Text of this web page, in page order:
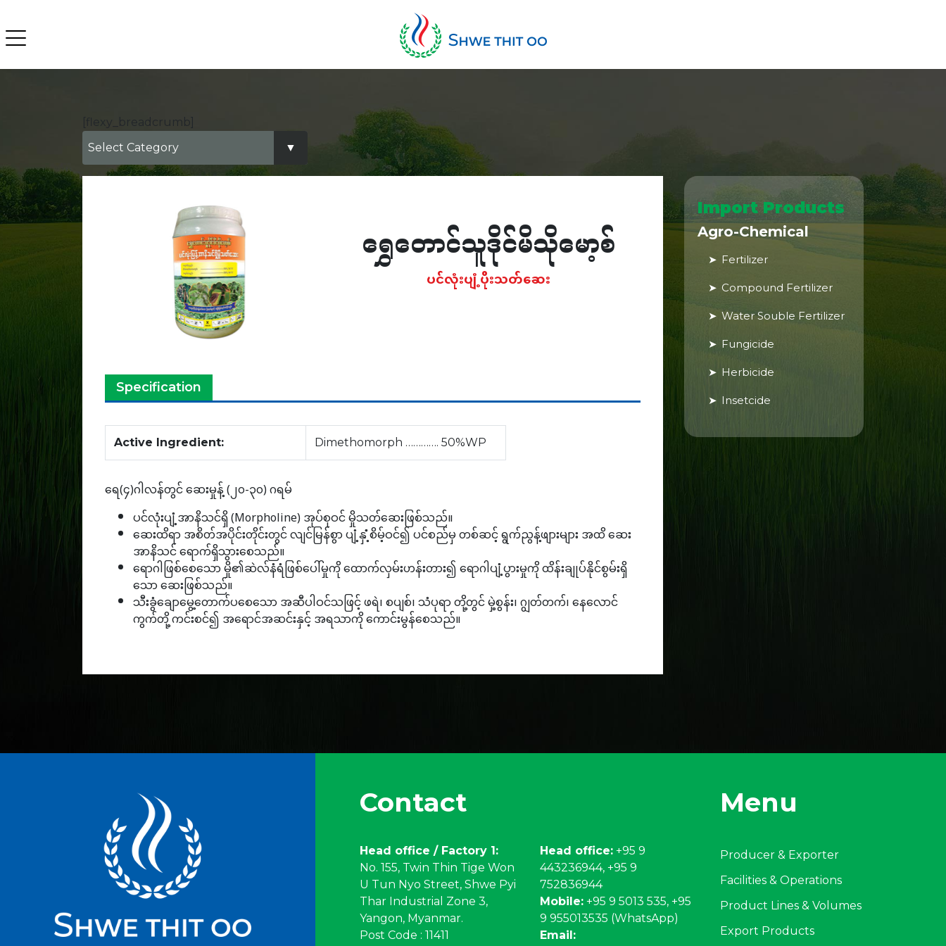
[flexy_breadcrumb]
ရွှေတောင်သူဒိုင်မိသိုမော့စ်
ပင်လုံးပျံ့ပိုးသတ်ဆေး
Specification
Active Ingredient: Dimethomorph …………. 50%WP
ရေ(၄)ဂါလန်တွင် ဆေးမှုန့် (၂၀-၃၀) ဂရမ်
ပင်လုံးပျံ့အာနိသင်ရှိ (Morpholine) အုပ်စုဝင် မှိုသတ်ဆေးဖြစ်သည်။
ဆေးထိရာ အစိတ်အပိုင်းတိုင်းတွင် လျင်မြန်စွာ ပျံ့နှံံ့စိမ့်ဝင်၍ ပင်စည်မှ တစ်ဆင့် ရွက်ညွန့်ဖျားများ အထိ ဆေး
အာနိသင် ရောက်ရှိသွားစေသည်။
ရောဂါဖြစ်စေသော မှို၏ဆဲလ်နံရံဖြစ်ပေါ်မှုကို ထောက်လှမ်းဟန်းတား၍ ရောဂါပျံ့ပွားမှုကို ထိန်းချုပ်နိုင်စွမ်းရှိ
သော ဆေးဖြစ်သည်။
သီးခွံချောမွေ့တောက်ပစေသော အဆီပါဝင်သဖြင့် ဖရဲ၊ စပျစ်၊ သံပုရာ တို့တွင် မှဲ့စွန်း၊ ဂျွတ်တက်၊ နေလောင်
ကွက်တို့ ကင်းစင်၍ အရောင်အဆင်းနှင့် အရသာကို ကောင်းမွန်စေသည်။
Import Products
Agro-Chemical
Fertilizer
Compound Fertilizer
Water Souble Fertilizer
Fungicide
Herbicide
Insetcide
Contact
Head office / Factory 1:
No. 155, Twin Thin Tige Won
U Tun Nyo Street, Shwe Pyi
Thar Industrial Zone 3,
Yangon, Myanmar.
Post Code : 11411
Head office: +95 9
443236944, +95 9
752836944
Mobile: +95 9 5013 535, +95
9 955013535 (WhatsApp)
Email:
Menu
Producer & Exporter
Facilities & Operations
Product Lines & Volumes
Export Products